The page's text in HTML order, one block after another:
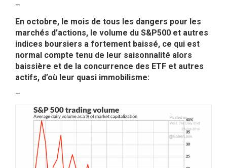
–
En octobre, le mois de tous les dangers pour les
marchés d’actions, le volume du S&P500 et autres
indices boursiers a fortement baissé, ce qui est
normal compte tenu de leur saisonnalité alors
baissière et de la concurrence des ETF et autres
actifs, d’où leur quasi immobilisme:
–